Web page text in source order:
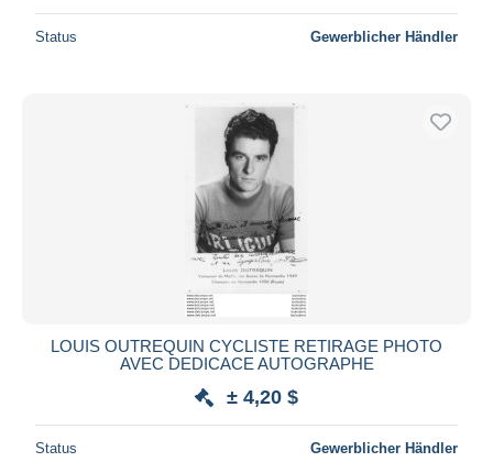
Status Gewerblicher Händler
LOUIS OUTREQUIN CYCLISTE RETIRAGE PHOTO
AVEC DEDICACE AUTOGRAPHE
± 4,20 $
Status Gewerblicher Händler